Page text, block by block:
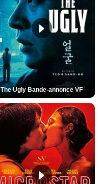
The Ugly Bande-annonce VF